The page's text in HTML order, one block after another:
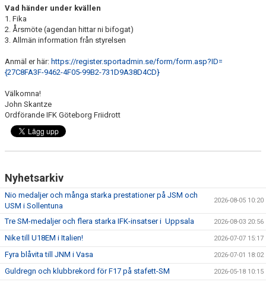
Vad händer under kvällen
1. Fika
2. Årsmöte (agendan hittar ni bifogat)
3. Allmän information från styrelsen
Anmäl er här: https://register.sportadmin.se/form/form.asp?ID=
{27C8FA3F-9462-4F05-99B2-731D9A38D4CD}
Välkomna!
John Skantze
Ordförande IFK Göteborg Friidrott
Nyhetsarkiv
Nio medaljer och många starka prestationer på JSM och
USM i Sollentuna
2026-08-05 10:20
Tre SM-medaljer och flera starka IFK-insatser i Uppsala 2026-08-03 20:56
Nike till U18EM i Italien! 2026-07-07 15:17
Fyra blåvita till JNM i Vasa 2026-07-01 18:02
Guldregn och klubbrekord för F17 på stafett-SM 2026-05-18 10:15